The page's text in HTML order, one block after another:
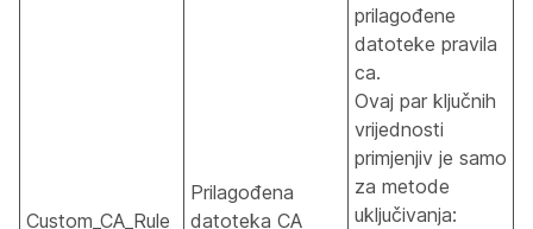
Custom_CA_Rule
Prilagođena
datoteka CA
prilagođene
datoteke pravila
ca.
Ovaj par ključnih
vrijednosti
primjenjiv je samo
za metode
uključivanja: